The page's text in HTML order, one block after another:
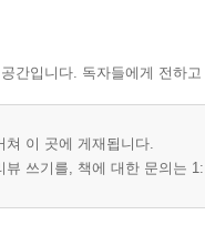
간입니다. 독자들에게 전하
이 곳에 게재됩니다.
뷰 쓰기를, 책에 대한 문의는